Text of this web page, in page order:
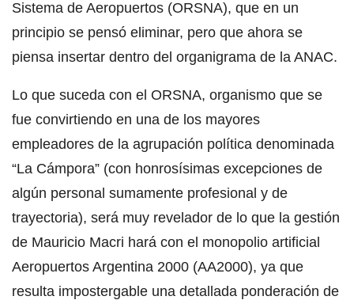
Sistema de Aeropuertos (ORSNA), que en un
principio se pensó eliminar, pero que ahora se
piensa insertar dentro del organigrama de la ANAC.
Lo que suceda con el ORSNA, organismo que se
fue convirtiendo en una de los mayores
empleadores de la agrupación política denominada
“La Cámpora” (con honrosísimas excepciones de
algún personal sumamente profesional y de
trayectoria), será muy revelador de lo que la gestión
de Mauricio Macri hará con el monopolio artificial
Aeropuertos Argentina 2000 (AA2000), ya que
resulta impostergable una detallada ponderación de